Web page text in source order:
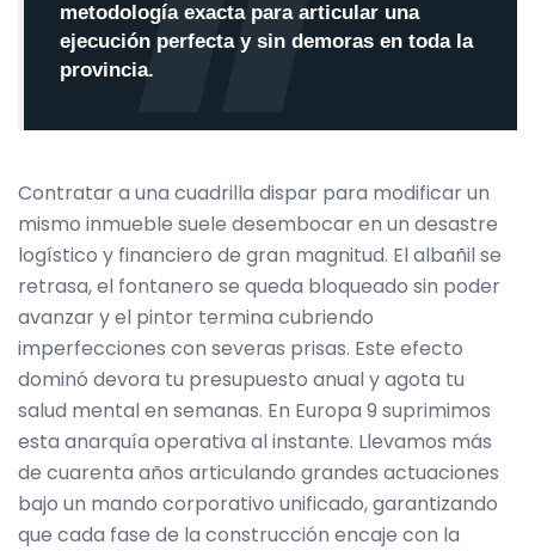
metodología exacta para articular una
ejecución perfecta y sin demoras en toda la
provincia.
Contratar a una cuadrilla dispar para modificar un
mismo inmueble suele desembocar en un desastre
logístico y financiero de gran magnitud. El albañil se
retrasa, el fontanero se queda bloqueado sin poder
avanzar y el pintor termina cubriendo
imperfecciones con severas prisas. Este efecto
dominó devora tu presupuesto anual y agota tu
salud mental en semanas. En Europa 9 suprimimos
esta anarquía operativa al instante. Llevamos más
de cuarenta años articulando grandes actuaciones
bajo un mando corporativo unificado, garantizando
que cada fase de la construcción encaje con la